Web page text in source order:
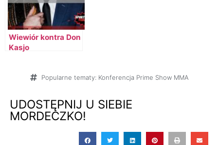
Wiewiór kontra Don
Kasjo
Popularne tematy: Konferencja Prime Show MMA
UDOSTĘPNIJ U SIEBIE
MORDECZKO!